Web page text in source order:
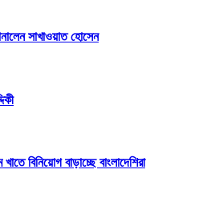
সাখাওয়াত হোসেন
বিনিয়োগ বাড়াচ্ছে বাংলাদেশিরা